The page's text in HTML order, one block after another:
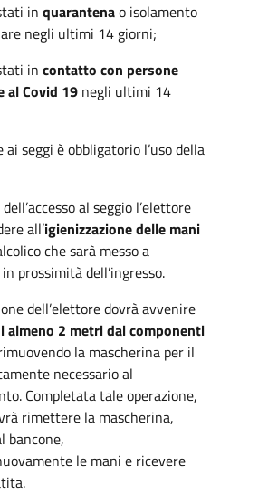
in quarantenao isolamento
negli ultimi 14 giorni;
in contatto con persone
al Covid 19 negli ultimi 14
ai seggi è obbligatorio l’uso della
al seggio l’elettore
all’igienizzazione delle mani
che sarà messo a
prossimità dell’ingresso.
dell’elettore dovrà avvenire
almeno 2 metri dai componenti
la mascherina per il
necessario al
Completata tale operazione,
rimettere la mascherina,
bancone,
le mani e ricevere